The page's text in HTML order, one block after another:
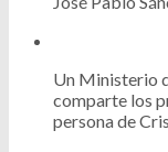
Un Ministerio
comparte los
persona de